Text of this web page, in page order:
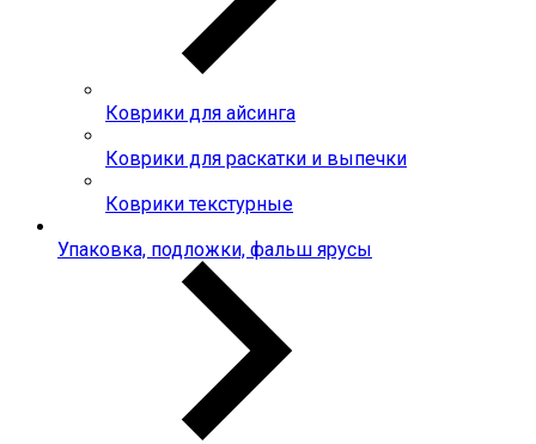
Коврики для айсинга
Коврики для раскатки и выпечки
Коврики текстурные
Упаковка, подложки, фальш ярусы